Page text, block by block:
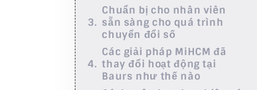
Chuẩn bị cho nhân viên
sẵn sàng cho quá trình
chuyển đổi số
Các giải pháp MiHCM đã
thay đổi hoạt động tại
Baurs như thế nào